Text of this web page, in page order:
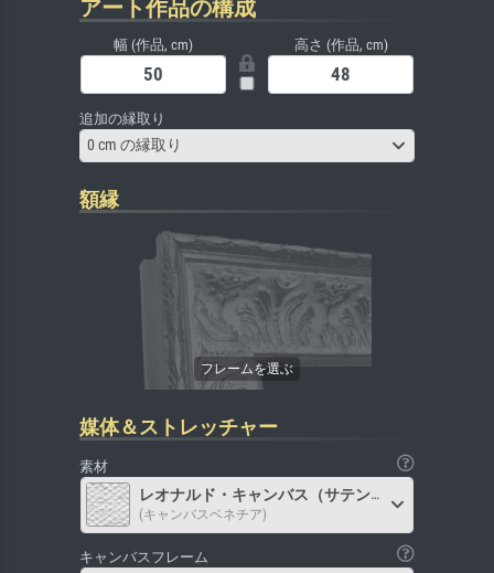
アート作品の構成
幅 (作品, cm) 高さ (作品, cm)
追加の縁取り
0 cm の縁取り
額縁
媒体＆ストレッチャー
素材
レオナルド・キャンバス（サテン）
(キャンバスベネチア)
キャンバスフレーム